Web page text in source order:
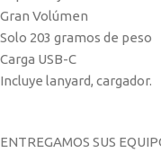
Gran Volúmen
Solo 203 gramos de peso
Carga USB-C
Incluye lanyard, cargador.
ENTREGAMOS SUS